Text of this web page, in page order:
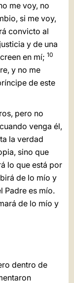
me voy, no
si me voy,
convicto al
y de una
en mí; 10
y no me
de este
pero no
venga él,
la verdad
sino que
lo que está por
de lo mío y
Padre es mío.
de lo mío y
dentro de